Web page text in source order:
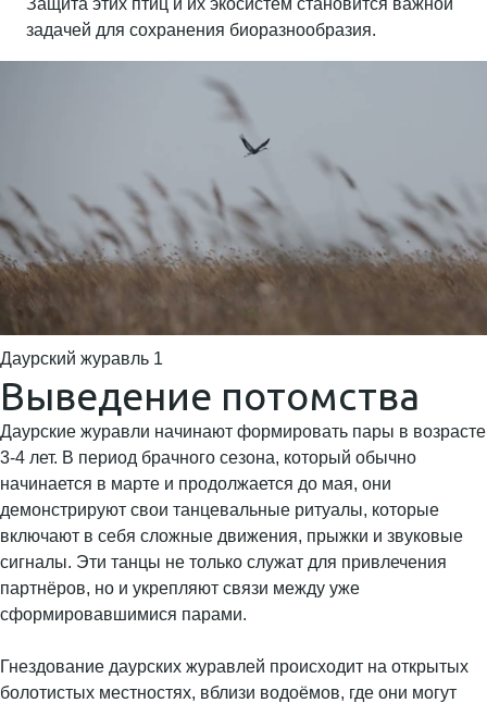
Защита этих птиц и их экосистем становится важной
задачей для сохранения биоразнообразия.
Даурский журавль 1
Выведение потомства
Даурские журавли начинают формировать пары в возрасте
3-4 лет. В период брачного сезона, который обычно
начинается в марте и продолжается до мая, они
демонстрируют свои танцевальные ритуалы, которые
включают в себя сложные движения, прыжки и звуковые
сигналы. Эти танцы не только служат для привлечения
партнёров, но и укрепляют связи между уже
сформировавшимися парами.
Гнездование даурских журавлей происходит на открытых
болотистых местностях, вблизи водоёмов, где они могут